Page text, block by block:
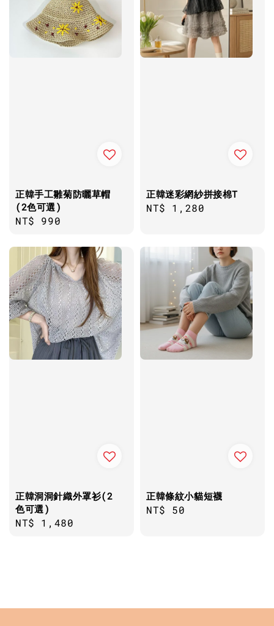
正韓手工雛菊防曬草帽
(2色可選)
Regular
NT$ 990
正韓迷彩網紗拼接棉T
Regular
NT$ 1,280
正韓洞洞針織外罩衫(2
色可選)
Regular
NT$ 1,480
正韓條紋小貓短襪
Regular
NT$ 50